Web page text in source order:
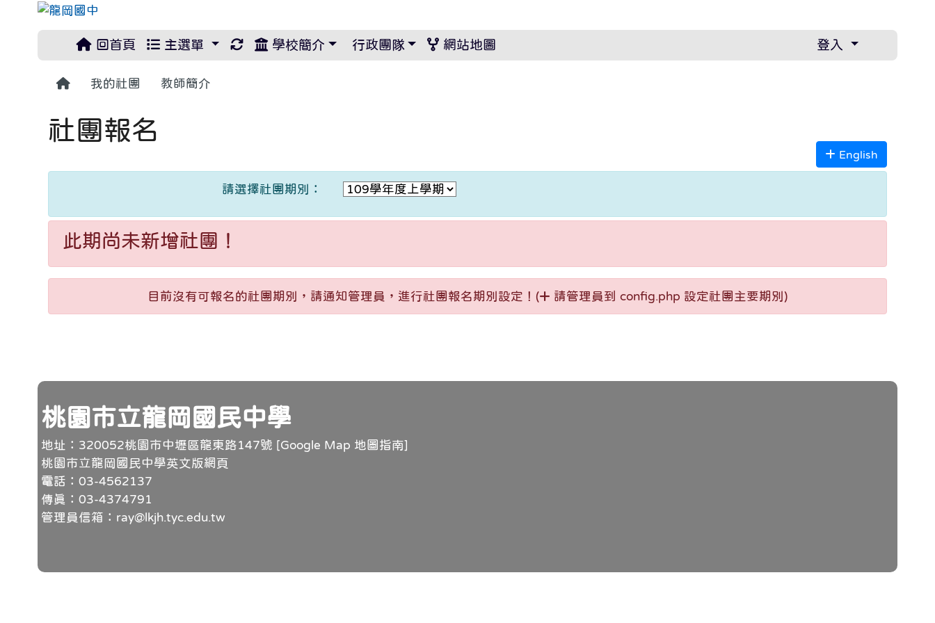
回首頁 主選單 重新取得佈景設定
學校簡介 行政團隊 網站地圖 登入
回首頁我的社團 教師簡介
社團報名
English
請選擇社團期別：
此期尚未新增社團！
目前沒有可報名的社團期別，請通知管理員，進行社團報名期別設定！( 請管理員到 config.php 設定社團主要期別)
頁尾
桃園市立龍岡國民中學
地址：320052桃園市中壢區龍東路147號 [Google Map 地圖指南]
桃園市立龍岡國民中學英文版網頁
電話：03-4562137
傳真：03-4374791
管理員信箱：ray@lkjh.tyc.edu.tw